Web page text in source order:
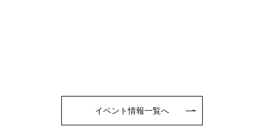
イベント情報一覧へ